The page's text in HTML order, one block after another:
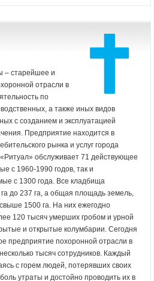
– старейшее и
отрасли в
по
а также иных видов
с созданием и эксплуатацией
Предприятие находится в
рынка и услуг города
обслуживает 71 действующее
с 1960-1990 годов, так и
с 1300 года. Все кладбища
до 237 га, а общая площадь земель,
1500 га. На них ежегодно
120 тысяч умерших гробом и урной
и открытые колумбарии. Сегодня
предприятие похоронной отрасли в
тысяч сотрудников. Каждый
с горем людей, потерявших своих
утраты и достойно проводить их в